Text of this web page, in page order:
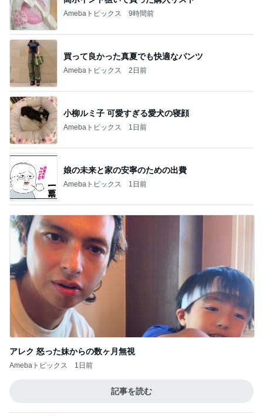
Amebaトピックス 9時間前
買って良かった真夏でも快適なパンツ
Amebaトピックス 2日前
小柳ルミ子 可愛すぎる愛犬の寝顔
Amebaトピックス 1日前
娘の未来と家の安寧のための出費
Amebaトピックス 1日前
アレク 怒った妹からの数ヶ月無視
Amebaトピックス 1日前
記事を読む